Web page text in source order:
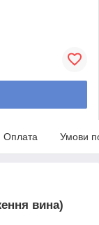
Оплата Умови
вина)